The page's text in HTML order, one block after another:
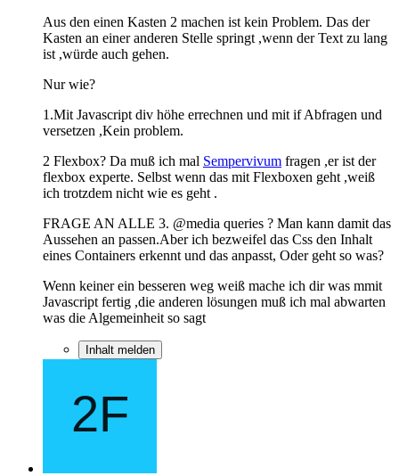
Aus den einen Kasten 2 machen ist kein Problem. Das der
Kasten an einer anderen Stelle springt ,wenn der Text zu lang
ist ,würde auch gehen.
Nur wie?
1.Mit Javascript div höhe errechnen und mit if Abfragen und
versetzen ,Kein problem.
2 Flexbox? Da muß ich mal Sempervivum fragen ,er ist der
flexbox experte. Selbst wenn das mit Flexboxen geht ,weiß
ich trotzdem nicht wie es geht .
FRAGE AN ALLE 3. @media queries ? Man kann damit das
Aussehen an passen.Aber ich bezweifel das Css den Inhalt
eines Containers erkennt und das anpasst, Oder geht so was?
Wenn keiner ein besseren weg weiß mache ich dir was mmit
Javascript fertig ,die anderen lösungen muß ich mal abwarten
was die Algemeinheit so sagt
Inhalt melden